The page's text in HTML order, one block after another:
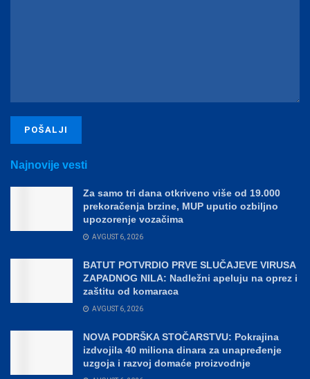
Najnovije vesti
Za samo tri dana otkriveno više od 19.000
prekoračenja brzine, MUP uputio ozbiljno
upozorenje vozačima
AVGUST 6, 2026
BATUT POTVRDIO PRVE SLUČAJEVE VIRUSA
ZAPADNOG NILA: Nadležni apeluju na oprez i
zaštitu od komaraca
AVGUST 6, 2026
NOVA PODRŠKA STOČARSTVU: Pokrajina
izdvojila 40 miliona dinara za unapređenje
uzgoja i razvoj domaće proizvodnje